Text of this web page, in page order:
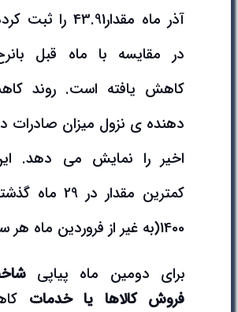
آذر ماه مقدار43.91
در مقایسه با ماه قبل
کاهش یافته است. روند
دهنده ی نزول میزان
اخیر را نمایش می دهد.
کمترین مقدار در
1400(به غیر از فروردین ماه هر سال) است.
برای دومین ماه پیاپی
فروش کالاها یا خدمات